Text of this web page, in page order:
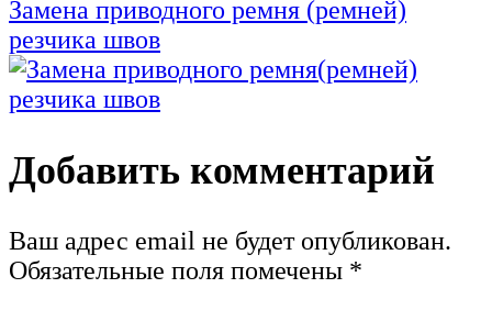
Замена приводного ремня (ремней)
резчика швов
Добавить комментарий
Ваш адрес email не будет опубликован.
Обязательные поля помечены *